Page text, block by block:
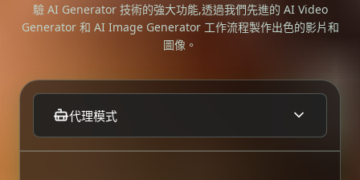
驗 AI Generator 技術的強大功能,透過我們先進的 AI Video
Generator 和 AI Image Generator 工作流程製作出色的影片和
圖像。
代理模式
Nano Banana